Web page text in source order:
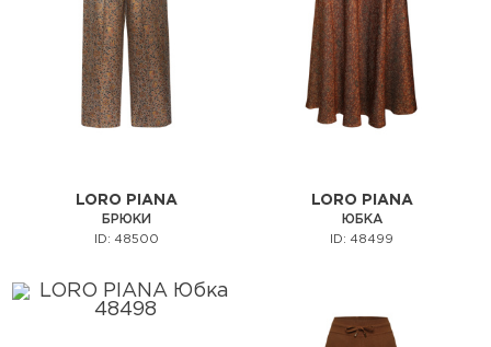
LORO PIANA
БРЮКИ
ID: 48500
LORO PIANA
ЮБКА
ID: 48499